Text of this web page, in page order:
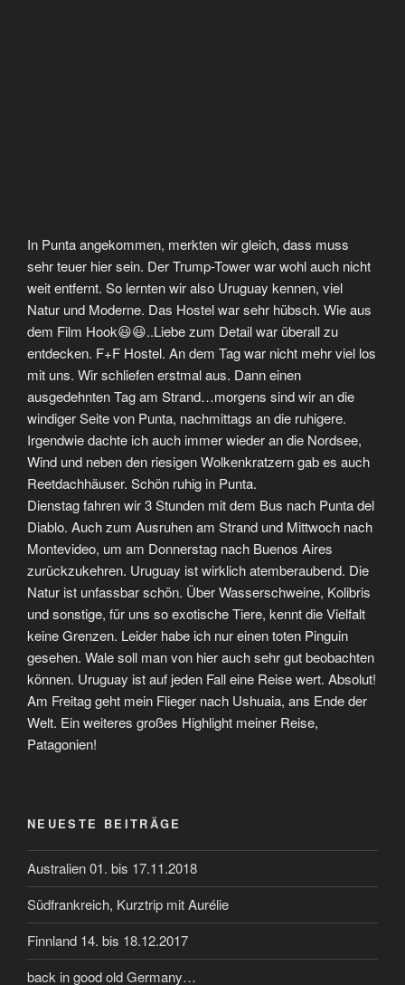
In Punta angekommen, merkten wir gleich, dass muss
sehr teuer hier sein. Der Trump-Tower war wohl auch nicht
weit entfernt. So lernten wir also Uruguay kennen, viel
Natur und Moderne. Das Hostel war sehr hübsch. Wie aus
dem Film Hook😃😃..Liebe zum Detail war überall zu
entdecken. F+F Hostel. An dem Tag war nicht mehr viel los
mit uns. Wir schliefen erstmal aus. Dann einen
ausgedehnten Tag am Strand…morgens sind wir an die
windiger Seite von Punta, nachmittags an die ruhigere.
Irgendwie dachte ich auch immer wieder an die Nordsee,
Wind und neben den riesigen Wolkenkratzern gab es auch
Reetdachhäuser. Schön ruhig in Punta.
Dienstag fahren wir 3 Stunden mit dem Bus nach Punta del
Diablo. Auch zum Ausruhen am Strand und Mittwoch nach
Montevideo, um am Donnerstag nach Buenos Aires
zurückzukehren. Uruguay ist wirklich atemberaubend. Die
Natur ist unfassbar schön. Über Wasserschweine, Kolibris
und sonstige, für uns so exotische Tiere, kennt die Vielfalt
keine Grenzen. Leider habe ich nur einen toten Pinguin
gesehen. Wale soll man von hier auch sehr gut beobachten
können. Uruguay ist auf jeden Fall eine Reise wert. Absolut!
Am Freitag geht mein Flieger nach Ushuaia, ans Ende der
Welt. Ein weiteres großes Highlight meiner Reise,
Patagonien!
NEUESTE BEITRÄGE
Australien 01. bis 17.11.2018
Südfrankreich, Kurztrip mit Aurélie
Finnland 14. bis 18.12.2017
back in good old Germany…